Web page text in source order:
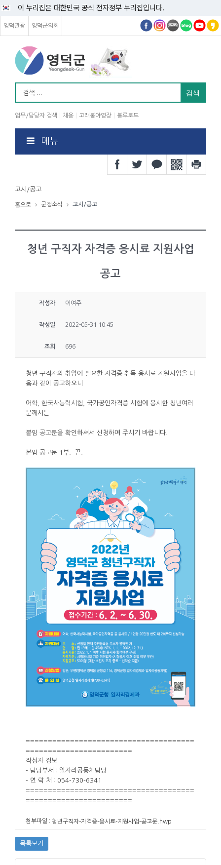
이 누리집은 대한민국 공식 전자정부 누리집입니다.
영덕관광 영덕군의회
업무/담당자 검색 채용 고래불야영장 블루로드
메뉴
고시/공고
홈으로 군정소식 고시/공고
청년 구직자 자격증 응시료 지원사업
공고
작성자 이여주
작성일 2022-05-31 10:45
조회 696
청년 구직자의 취업에 필요한 자격증 취득 응시료 지원사업을 다
음과 같이 공고하오니
어학, 한국사능력시험, 국가공인자격증 시험에 응시한 청년여러
분께서는
붙임 공고문을 확인하셔서 신청하여 주시기 바랍니다.
붙임 공고문 1부. 끝.
======================================
========================
작성자 정보
- 담당부서 : 일자리공동체담당
- 연 락 처 : 054-730-6341
======================================
========================
첨부파일 : 청년구직자-자격증-응시료-지원사업-공고문.hwp
목록보기